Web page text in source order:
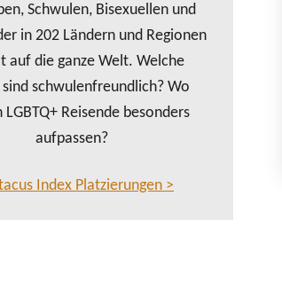
Schwulen, Bisexuellen und
in 202 Ländern und Regionen
auf die ganze Welt. Welche
sind schwulenfreundlich? Wo
LGBTQ+ Reisende besonders
aufpassen?
Index Platzierungen >